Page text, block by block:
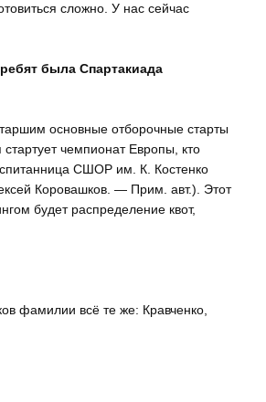
сложно. У нас сейчас
была Спартакиада
основные отборочные старты
чемпионат Европы, кто
СШОР им. К. Костенко
Коровашков. — Прим. авт.). Этот
будет распределение квот,
фамилии всё те же: Кравченко,